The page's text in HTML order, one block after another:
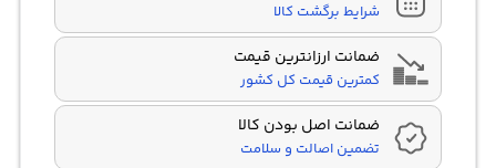
شرایط برگشت کالا
ضمانت ارزانترین قیمت
کمترین قیمت کل کشور
ضمانت اصل بودن کالا
تضمین اصالت و سلامت